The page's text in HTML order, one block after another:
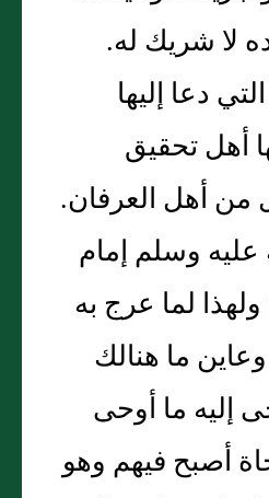
لا شريك له‏.‏
دعا إليها
أهل تحقيق
من أهل العرفان‏.‏
عليه وسلم إمام
لما عرج به
ما هنالك
إليه ما أوحى
أصبح فيهم وهو